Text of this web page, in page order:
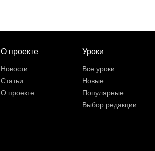
О проекте
Новости
Статьи
О проекте
Уроки
Все уроки
Новые
Популярные
Выбор редакции